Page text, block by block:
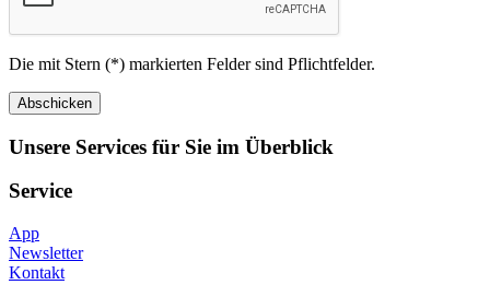
Die mit Stern (*) markierten Felder sind Pflichtfelder.
Unsere Services für Sie im Überblick
Service
App
Newsletter
Kontakt